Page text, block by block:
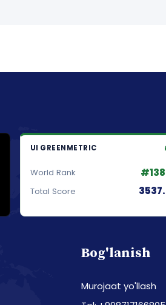
UI GREENMETRIC
World Rank
Total Score
Bog'lanish
Murojaat yo'llash